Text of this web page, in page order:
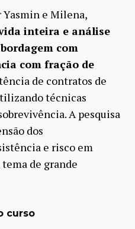
Yasmin e Milena,
inteira e análise
com
com fração de
de contratos de
técnicas
A pesquisa
dos
e risco em
de grande
curso